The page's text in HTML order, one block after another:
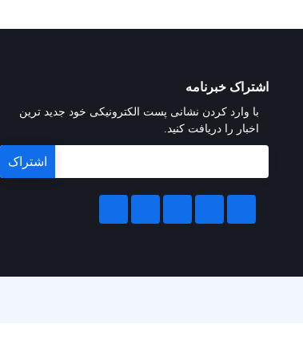
اشتراک خبرنامه
با وارد کردن نشانی پست الکترونیکی خود جدید ترین
اخبار را دریافت کنید.